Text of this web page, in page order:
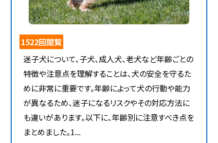
1522回閲覧
迷子犬について、子犬、成人犬、老犬など年齢ごとの
特徴や注意点を理解することは、犬の安全を守るた
めに非常に重要です。年齢によって犬の行動や能力
が異なるため、迷子になるリスクやその対応方法に
も違いがあります。以下に、年齢別に注意すべき点を
まとめました。1...